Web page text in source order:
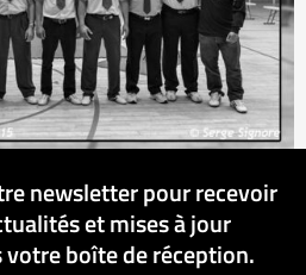
newsletter pour recevoir
et mises à jour
boîte de réception.